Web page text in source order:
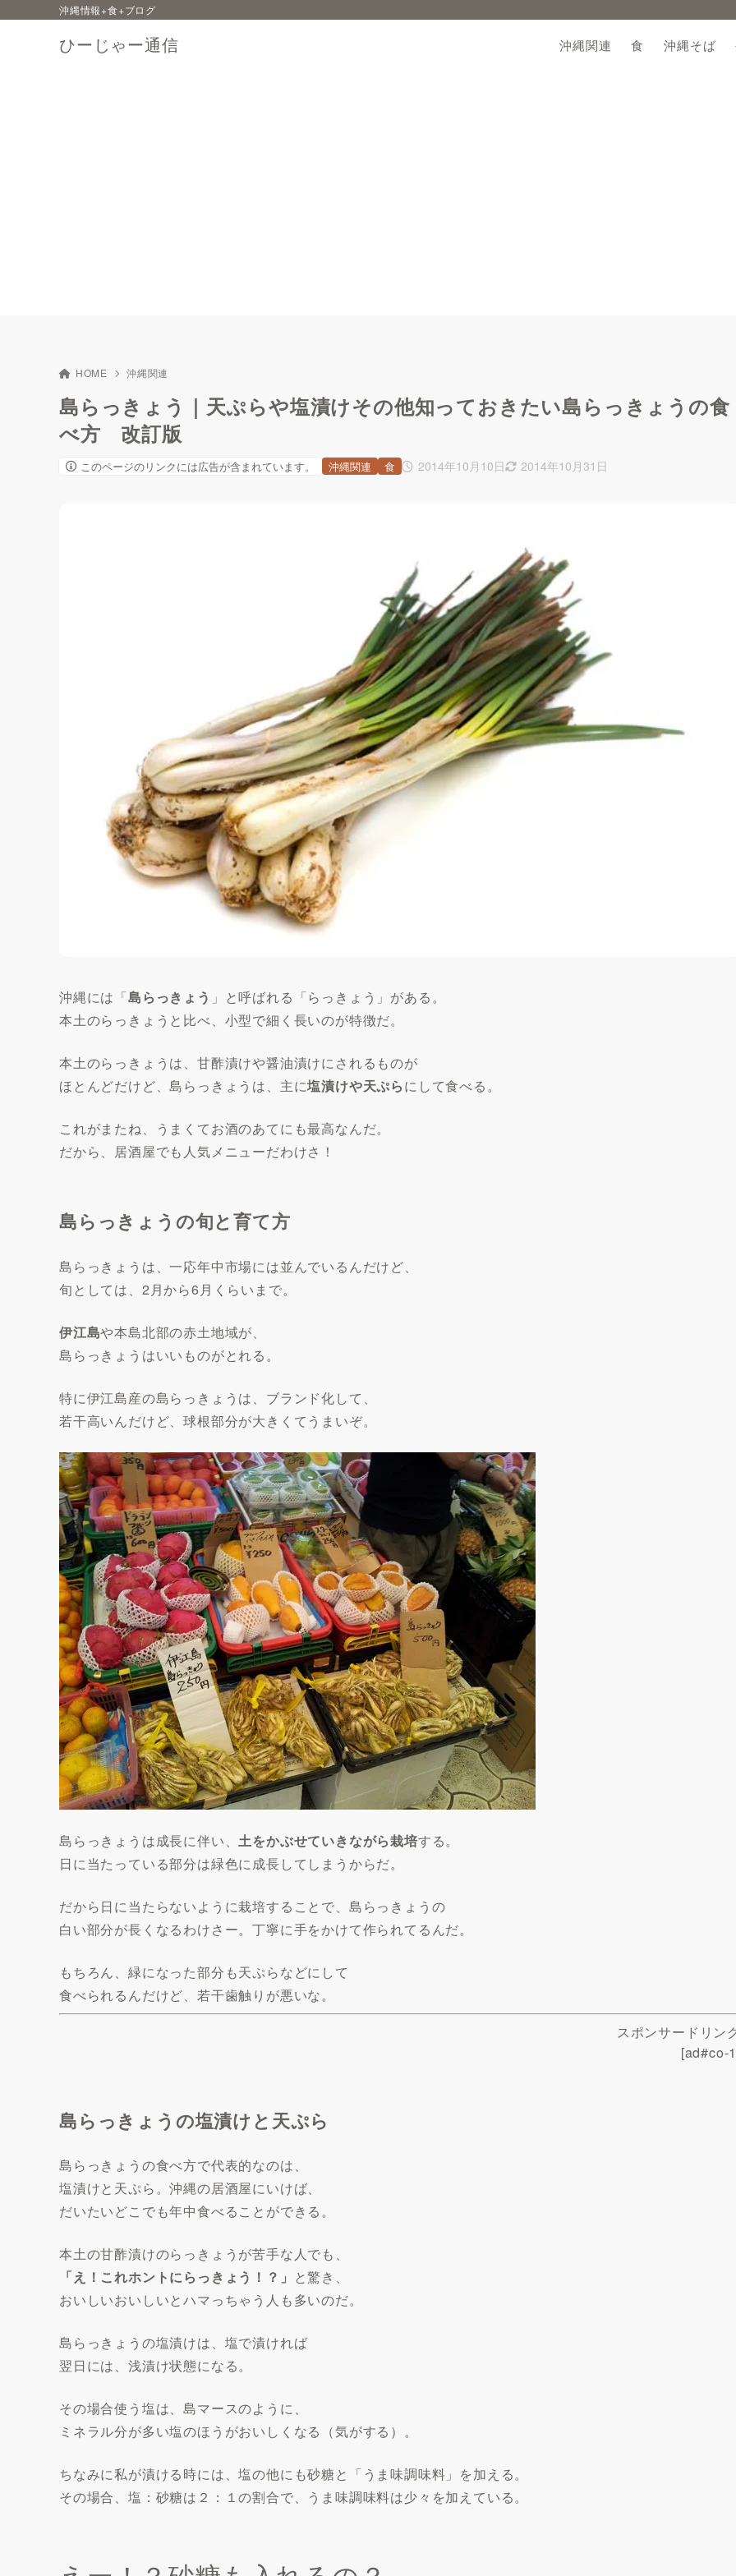
ひーじゃー通信
沖縄情報+食+ブログ
沖縄関連 食 沖縄そば
HOME 沖縄関連
島らっきょう｜天ぷらや塩漬けその他知っておきたい島らっきょうの食
べ方 改訂版
このページのリンクには広告が含まれています。 2014年10月10日 2014年10月31日
沖縄関連 食
沖縄には「島らっきょう 」と呼ばれる「らっきょう」がある。
本土のらっきょうと比べ、小型で細く長いのが特徴だ。
本土のらっきょうは、甘酢漬けや醤油漬けにされるものが
ほとんどだけど、島らっきょうは、主に塩漬けや天ぷらにして食べる。
これがまたね、うまくてお酒のあてにも最高なんだ。
だから、居酒屋でも人気メニューだわけさ！
島らっきょうの旬と育て方
島らっきょうは、一応年中市場には並んでいるんだけど、
旬としては、2月から6月くらいまで。
伊江島や本島北部の赤土地域が、
島らっきょうはいいものがとれる。
特に伊江島産の島らっきょうは、ブランド化して、
若干高いんだけど、球根部分が大きくてうまいぞ。
島らっきょうは成長に伴い、 土をかぶせていきながら栽培する。
日に当たっている部分は緑色に成長してしまうからだ。
だから日に当たらないように栽培することで、島らっきょうの
白い部分が長くなるわけさー。丁寧に手をかけて作られてるんだ。
もちろん、緑になった部分も天ぷらなどにして
食べられるんだけど、若干歯触りが悪いな。
スポンサードリン
[ad#co-
島らっきょうの塩漬けと天ぷら
島らっきょうの食べ方で代表的なのは、
塩漬けと天ぷら。沖縄の居酒屋にいけば、
だいたいどこでも年中食べることができる。
本土の甘酢漬けのらっきょうが苦手な人でも、
「え！これホントにらっきょう！？」 と驚き、
おいしいおいしいとハマっちゃう人も多いのだ。
島らっきょうの塩漬けは、塩で漬ければ
翌日には、浅漬け状態になる。
その場合使う塩は、島マースのように、
ミネラル分が多い塩のほうがおいしくなる（気がする）。
ちなみに私が漬ける時には、塩の他にも砂糖と「うま味調味料」を加える。
その場合、塩：砂糖は２：１の割合で、うま味調味料は少々を加えている。